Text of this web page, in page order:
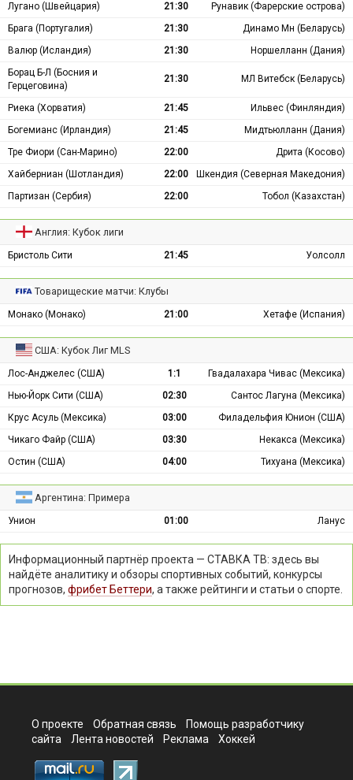
Лугано (Швейцария)
21:30
Рунавик (Фарерские острова)
Брага (Португалия)
21:30
Динамо Мн (Беларусь)
Валюр (Исландия)
21:30
Норшелланн (Дания)
Борац Б-Л (Босния и
Герцеговина)
21:30 МЛ Витебск (Беларусь)
Риека (Хорватия) 21:45
Ильвес (Финляндия)
Богемианс (Ирландия)
21:45
Мидтьюлланн (Дания)
Тре Фиори (Сан-Марино)
22:00
Дрита (Косово)
Хайберниан (Шотландия)
22:00
Шкендия (Северная Македония)
Партизан (Сербия)
22:00 Тобол (Казахстан)
Англия: Кубок лиги
Бристоль Сити 21:45 Уолсолл
Товарищеские матчи: Клубы
Монако (Монако) 21:00 Хетафе (Испания)
США: Кубок Лиг MLS
Лос-Анджелес (США) 1:1
Гвадалахара Чивас (Мексика)
Нью-Йорк Сити (США)
02:30
Сантос Лагуна (Мексика)
Крус Асуль (Мексика)
03:00
Филадельфия Юнион (США)
Чикаго Файр (США)
03:30
Некакса (Мексика)
Остин (США)
04:00 Тихуана (Мексика)
Аргентина: Примера
Унион 01:00 Ланус
Информационный партнёр проекта — СТАВКА ТВ: здесь вы
найдёте аналитику и обзоры спортивных событий, конкурсы
прогнозов, фрибет Беттери, а также рейтинги и статьи о спорте.
О проекте Обратная связь
Помощь разработчику
сайта
Лента новостей Реклама Хоккей